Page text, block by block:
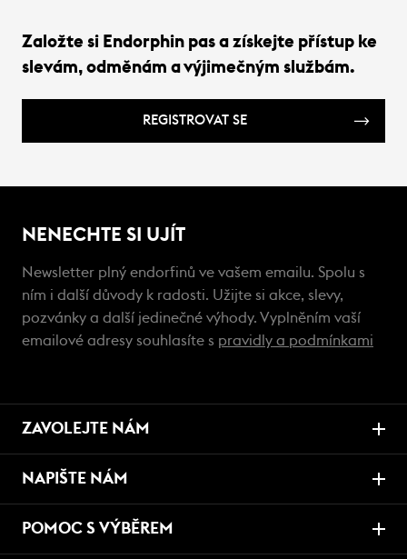
Založte si Endorphin pas a získejte přístup ke
slevám, odměnám a výjimečným službám.
REGISTROVAT SE
NENECHTE SI UJÍT
Newsletter plný endorfinů ve vašem emailu. Spolu s
ním i další důvody k radosti. Užijte si akce, slevy,
pozvánky a další jedinečné výhody. Vyplněním vaší
emailové adresy souhlasíte s pravidly a podmínkami
ZAVOLEJTE NÁM
NAPIŠTE NÁM
POMOC S VÝBĚREM